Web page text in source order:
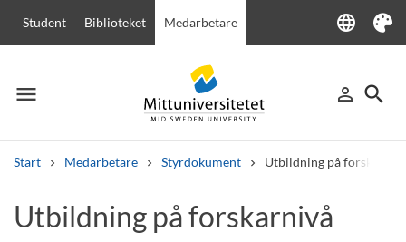
Student Biblioteket Medarbetare language
Language
Tema
menu
Meny person_outline
Logga in
search
Sök
Start Medarbetare Styrdokument Utbildning på
Andra söktjänster
Utbildning på forskarnivå